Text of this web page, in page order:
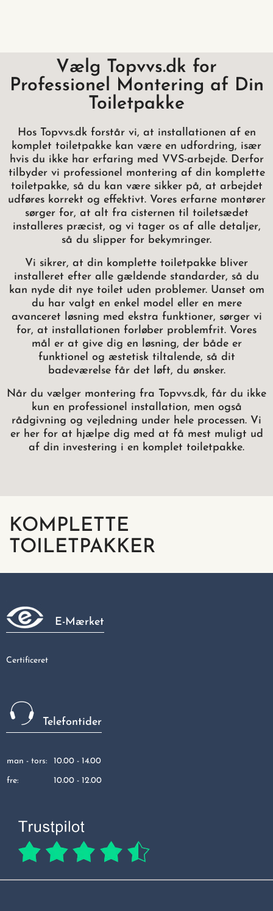
KOMPLETTE
TOILETPAKKER
Vælg Topvvs.dk for
Professionel Montering af Din
Toiletpakke
Hos Topvvs.dk forstår vi, at installationen af en
komplet toiletpakke kan være en udfordring, især
hvis du ikke har erfaring med VVS-arbejde. Derfor
tilbyder vi professionel montering af din komplette
toiletpakke, så du kan være sikker på, at arbejdet
udføres korrekt og effektivt. Vores erfarne montører
sørger for, at alt fra cisternen til toiletsædet
installeres præcist, og vi tager os af alle detaljer,
så du slipper for bekymringer.
Vi sikrer, at din komplette toiletpakke bliver
installeret efter alle gældende standarder, så du
kan nyde dit nye toilet uden problemer. Uanset om
du har valgt en enkel model eller en mere
avanceret løsning med ekstra funktioner, sørger vi
for, at installationen forløber problemfrit. Vores
mål er at give dig en løsning, der både er
funktionel og æstetisk tiltalende, så dit
badeværelse får det løft, du ønsker.
Når du vælger montering fra Topvvs.dk, får du ikke
kun en professionel installation, men også
rådgivning og vejledning under hele processen. Vi
er her for at hjælpe dig med at få mest muligt ud
af din investering i en komplet toiletpakke.
E-Mærket
Certificeret
Telefontider
man - tors: 10.00 - 14.00
fre: 10.00 - 12.00